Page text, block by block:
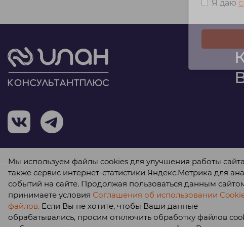
© 2026 ООО «КонсультантПлюс Илан»
Политика обработки персональных данных
Я даю
Мы используем файлы cookies для улучшения работы
также сервис интернет-статистики Яндекс.Метрика для
событий на сайте. Продолжая пользоваться данным
принимаете условия Соглашения об использовании
файлов. Если Вы не хотите, чтобы Ваши данные
обрабатывались, просим отключить обработку файлов